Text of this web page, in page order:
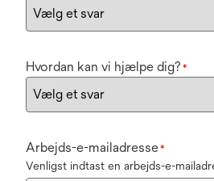
Hvordan kan vi hjælpe dig? *
Arbejds-e-mailadresse*
Venligst indtast en arbejds-e-